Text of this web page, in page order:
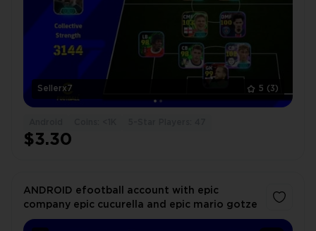
Sellerx7 5 (3)
$3.30
ANDROID efootball account with epic
company epic cucurella and epic mario gotze